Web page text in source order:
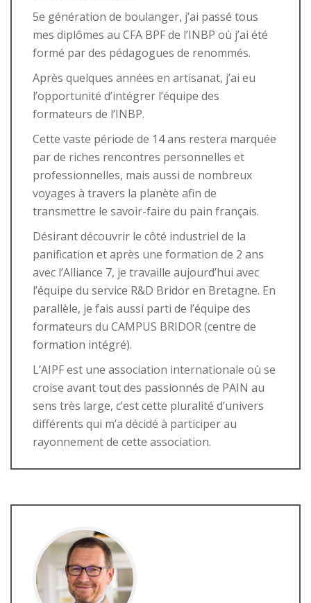
5e génération de boulanger, j’ai passé tous
mes diplômes au CFA BPF de l’INBP où j’ai été
formé par des pédagogues de renommés.
Après quelques années en artisanat, j’ai eu
l’opportunité d’intégrer l’équipe des
formateurs de l’INBP.
Cette vaste période de 14 ans restera marquée
par de riches rencontres personnelles et
professionnelles, mais aussi de nombreux
voyages à travers la planète afin de
transmettre le savoir-faire du pain français.
Désirant découvrir le côté industriel de la
panification et après une formation de 2 ans
avec l’Alliance 7, je travaille aujourd’hui avec
l’équipe du service R&D Bridor en Bretagne. En
parallèle, je fais aussi parti de l’équipe des
formateurs du CAMPUS BRIDOR (centre de
formation intégré).
L’AIPF est une association internationale où se
croise avant tout des passionnés de PAIN au
sens très large, c’est cette pluralité d’univers
différents qui m’a décidé à participer au
rayonnement de cette association.